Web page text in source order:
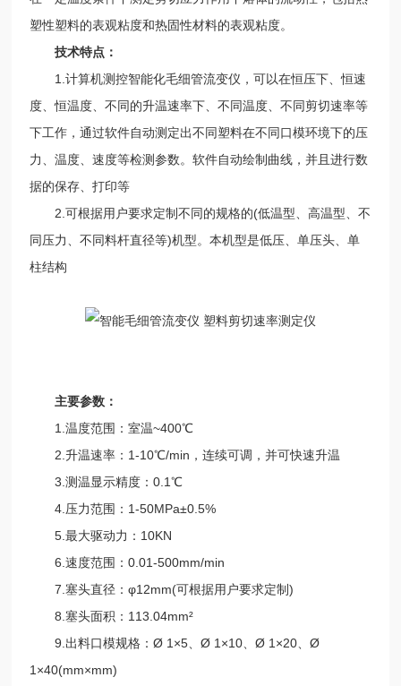
塑性塑料的表观粘度和热固性材料的表观粘度。
技术特点：
1.计算机测控智能化毛细管流变仪，可以在恒压下、恒速
度、恒温度、不同的升温速率下、不同温度、不同剪切速率等
下工作，通过软件自动测定出不同塑料在不同口模环境下的压
力、温度、速度等检测参数。软件自动绘制曲线，并且进行数
据的保存、打印等
2.可根据用户要求定制不同的规格的(低温型、高温型、不
同压力、不同料杆直径等)机型。本机型是低压、单压头、单
柱结构
主要参数：
1.温度范围：室温~400℃
2.升温速率：1-10℃/min，连续可调，并可快速升温
3.测温显示精度：0.1℃
4.压力范围：1-50MPa±0.5%
5.最大驱动力：10KN
6.速度范围：0.01-500mm/min
7.塞头直径：φ12mm(可根据用户要求定制)
8.塞头面积：113.04mm²
9.出料口模规格：Ø 1×5、Ø 1×10、Ø 1×20、Ø
1×40(mm×mm)